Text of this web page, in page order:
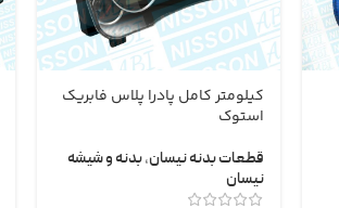
کیلومتر کامل پادرا پلاس فابریک
استوک
قطعات بدنه نیسان,بدنه و شیشه
نیسان